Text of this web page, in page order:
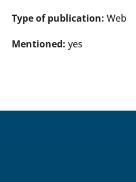
Type of publication: Web
Mentioned: yes